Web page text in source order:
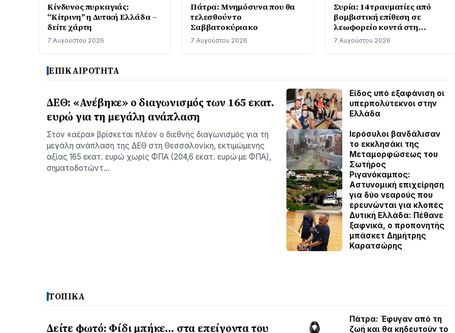
Kίνδυνος πυρκαγιάς:
“Κίτρινη” η Δυτική Ελλάδα –
δείτε χάρτη
7 Αυγούστου 2026
Πάτρα: Μνημόσυνα που θα
τελεσθούν το
Σαββατοκύριακο
7 Αυγούστου 2026
Συρία: 14 τραυματίες από
βομβιστική επίθεση σε
λεωφορείο κοντά στη
Δαμασκό
7 Αυγούστου 2026
ΕΠΙΚΑΙΡΟΤΗΤΑ
ΔΕΘ: «Ανέβηκε» ο διαγωνισμός των 165 εκατ.
ευρώ για τη μεγάλη ανάπλαση
Στον «αέρα» βρίσκεται πλέον ο διεθνής διαγωνισμός για τη
μεγάλη ανάπλαση της ΔΕΘ στη Θεσσαλονίκη, εκτιμώμενης
αξίας 165 εκατ. ευρώ χωρίς ΦΠΑ (204,6 εκατ. ευρώ με ΦΠΑ),
σηματοδοτώντ…
Είδος υπό εξαφάνιση οι
υπερπολύτεκνοι στην
Ελλάδα
Ιερόσυλοι βανδάλισαν
το εκκλησάκι της
Μεταμορφώσεως του
Σωτήρος
Ριγανόκαμπος:
Αστυνομική επιχείρηση
για δύο νεαρούς που
ερευνώνται για κλοπές
Δυτική Ελλάδα: Πέθανε
ξαφνικά, ο προπονητής
μπάσκετ Δημήτρης
Καρατσώρης
ΤΟΠΙΚΑ
Δείτε φωτό: Φίδι μπήκε… στα επείγοντα του
Πάτρα: Έφυγαν από τη
ζωή και θα κηδευτούν το